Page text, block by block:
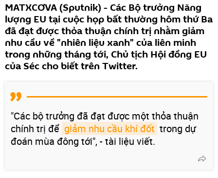
MATXCƠVA (Sputnik) - Các Bộ trưởng Năng
lượng EU tại cuộc họp bất thường hôm thứ Ba
đã đạt được thỏa thuận chính trị nhằm giảm
nhu cầu về "nhiên liệu xanh" của liên minh
trong những tháng tới, Chủ tịch Hội đồng EU
của Séc cho biết trên Twitter.
"Các bộ trưởng đã đạt được một thỏa thuận
chính trị để giảm nhu cầu khí đốt trong dự
đoán mùa đông tới", - tài liệu viết.